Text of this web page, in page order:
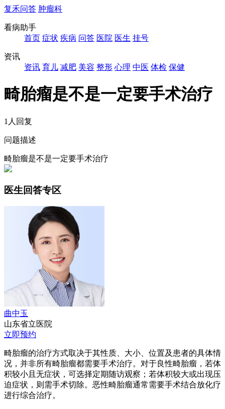
复禾问答 肿瘤科
看病助手
首页 症状 疾病 问答 医院 医生 挂号
资讯
资讯 育儿 减肥 美容 整形 心理 中医 体检 保健
畸胎瘤是不是一定要手术治疗
1人回复
问题描述
畸胎瘤是不是一定要手术治疗
医生回答专区
曲中玉
山东省立医院
立即预约
畸胎瘤的治疗方式取决于其性质、大小、位置及患者的具体情
况，并非所有畸胎瘤都需要手术治疗。对于良性畸胎瘤，若体
积较小且无症状，可选择定期随访观察；若体积较大或出现压
迫症状，则需手术切除。恶性畸胎瘤通常需要手术结合放化疗
进行综合治疗。